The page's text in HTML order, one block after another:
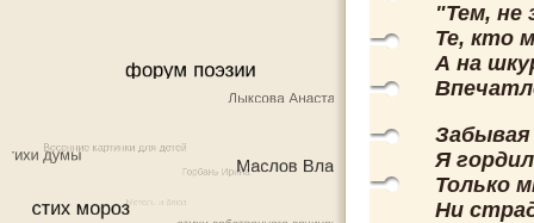
"Тем, не
Те, кто
А на
Я
Только
Ни